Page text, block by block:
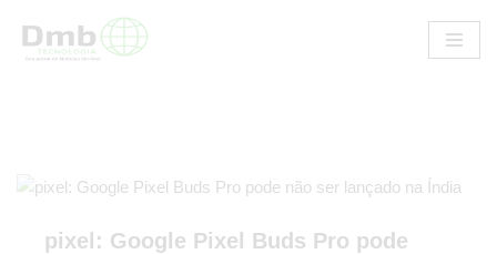
Pular
pixel: Google Pixel Buds Pro pode